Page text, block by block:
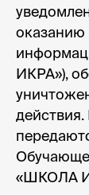
оказанию
ИКРА»),
действия.
«ШКОЛА